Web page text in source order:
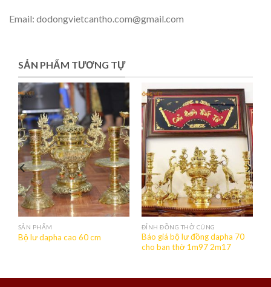
Email: dodongvietcantho.com@gmail.com
SẢN PHẨM TƯƠNG TỰ
SẢN PHẨM
Bộ lư dapha cao 60 cm
ĐỈNH ĐỒNG THỜ CÚNG
Báo giá bộ lư đồng dapha 70
cho ban thờ 1m97 2m17